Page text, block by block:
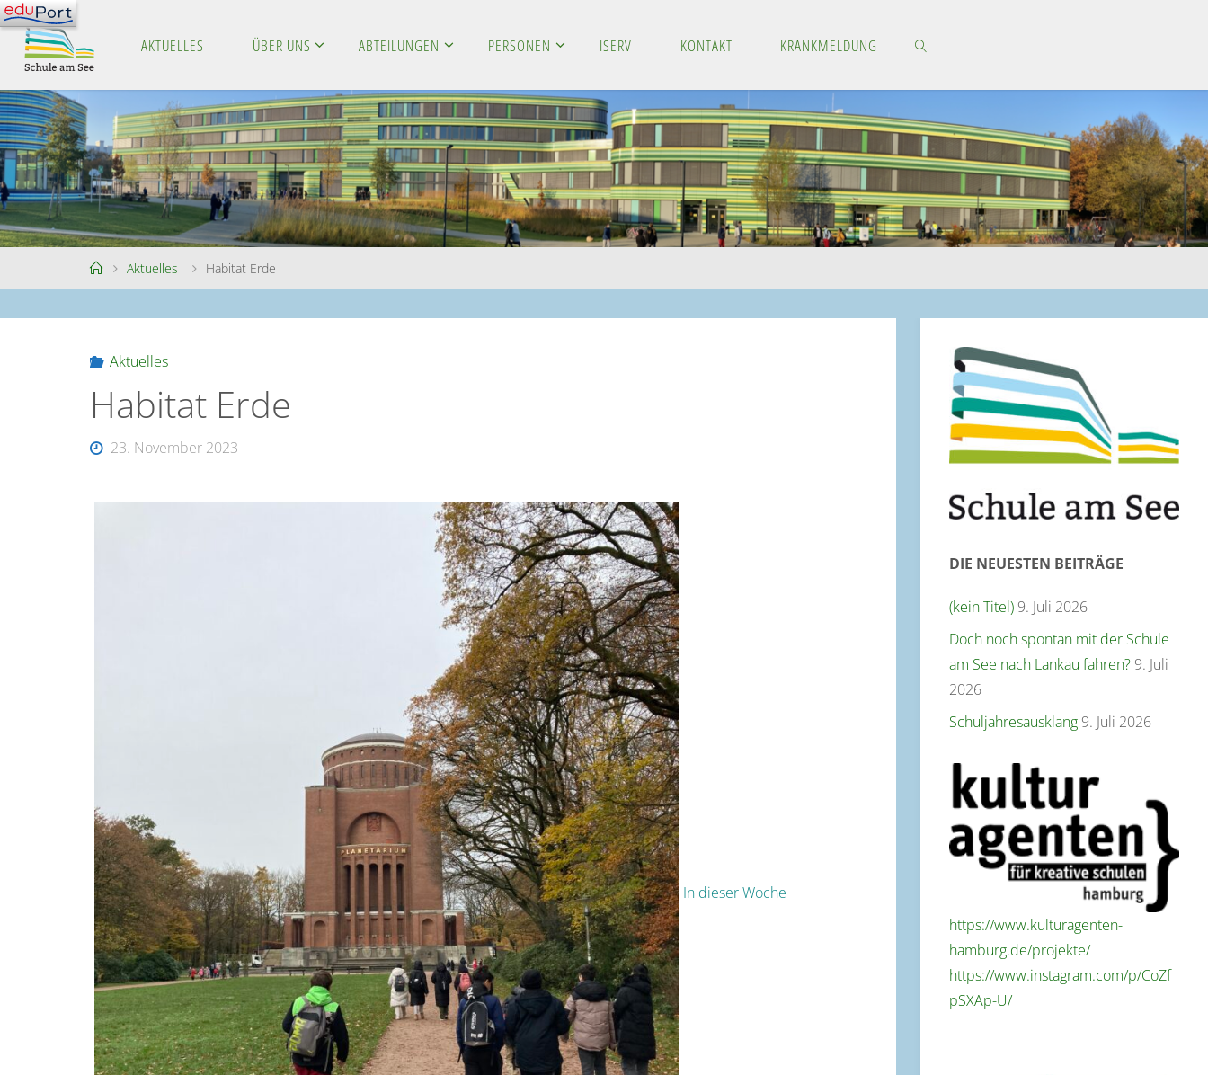
Skip
content
CH
ULE
AM
SEE
AKTUELLES ÜBER UNS ABTEILUNGEN PERSONEN ISERV KONTAKT KRANKMELDUNG
SEARCH
HomeAktuelles Habitat Erde
Aktuelles
Habitat Erde
23. November 2023
In dieser Woche
DIE NEUESTEN BEITRÄGE
(kein Titel) 9. Juli 2026
Doch noch spontan mit der Schule
am See nach Lankau fahren? 9. Juli
2026
Schuljahresausklang 9. Juli 2026
https://www.kulturagenten-
hamburg.de/projekte/
https://www.instagram.com/p/CoZf
pSXAp-U/